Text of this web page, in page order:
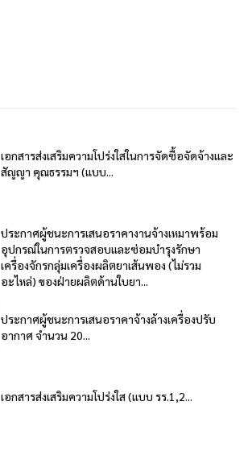
เอกสารส่งเสริมความโปร่งใสในการจัดซื้อจัดจ้างและ
สัญญา คุณธรรมฯ (แบบ...
ประกาศผู้ชนะการเสนอราคางานจ้างเหมาพร้อม
อุปกรณ์ในการตรวจสอบและซ่อมบำรุงรักษา
เครื่องจักรกลุ่มเครื่องผลิตยาเส้นพอง (ไม่รวม
อะไหล่) ของฝ่ายผลิตด้านใบยา...
ประกาศผู้ชนะการเสนอราคาจ้างล้างเครื่องปรับ
อากาศ จำนวน 20...
เอกสารส่งเสริมความโปร่งใส (แบบ รร.1,2...